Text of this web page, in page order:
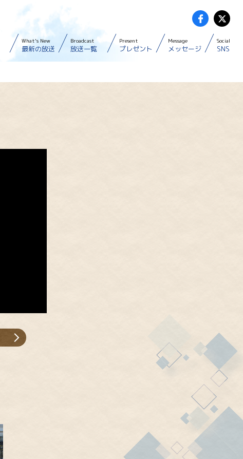
What’s New
最新の放送
Broadcast
放送一覧
Present
プレゼント
Message
メッセージ
Social
SNS